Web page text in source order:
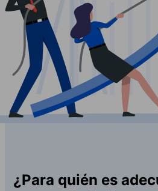
¿Para quién es